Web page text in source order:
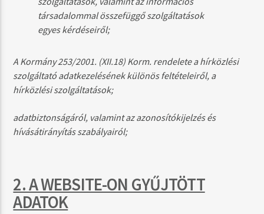
társadalommal összefüggő szolgáltatások
egyes kérdéseiről;
A Kormány 253/2001. (XII.18) Korm. rendelete a hírközlési
szolgáltató adatkezelésének különös feltételeiről, a
hírközlési szolgáltatások;
adatbiztonságáról, valamint az azonosítókijelzés és
hívásátirányítás szabályairól;
2. A WEBSITE-ON GYŰJTÖTT
ADATOK